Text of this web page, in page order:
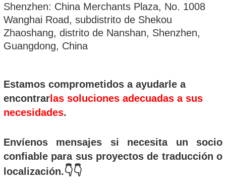
Shenzhen: China Merchants Plaza, No. 1008
Wanghai Road, subdistrito de Shekou
Zhaoshang, distrito de Nanshan, Shenzhen,
Guangdong, China
Estamos comprometidos a ayudarle a
encontrar las soluciones adecuadas a sus
necesidades.
Envíenos mensajes si necesita un socio
confiable para sus proyectos de traducción o
localización.👇👇